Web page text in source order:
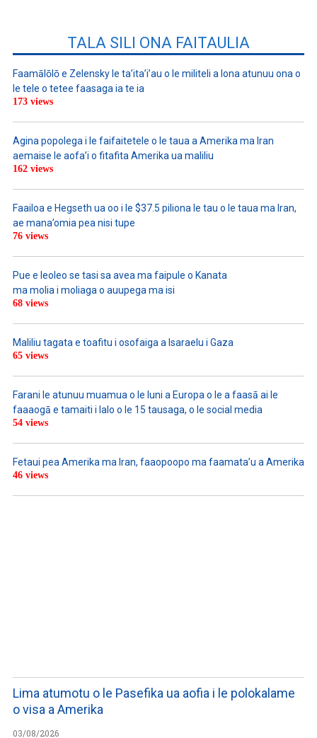
TALA SILI ONA FAITAULIA
Faamālōlō e Zelensky le ta’ita’i’au o le militeli a lona atunuu ona o
le tele o tetee faasaga ia te ia
173 views
Agina popolega i le faifaitetele o le taua a Amerika ma Iran
aemaise le aofa’i o fitafita Amerika ua maliliu
162 views
Faailoa e Hegseth ua oo i le $37.5 piliona le tau o le taua ma Iran,
ae mana’omia pea nisi tupe
76 views
Pue e leoleo se tasi sa avea ma faipule o Kanata
ma molia i moliaga o auupega ma isi
68 views
Maliliu tagata e toafitu i osofaiga a Isaraelu i Gaza
65 views
Farani le atunuu muamua o le Iuni a Europa o le a faasā ai le
faaaogā e tamaiti i lalo o le 15 tausaga, o le social media
54 views
Fetaui pea Amerika ma Iran, faaopoopo ma faamata’u a Amerika
46 views
Lima atumotu o le Pasefika ua aofia i le polokalame
o visa a Amerika
03/08/2026